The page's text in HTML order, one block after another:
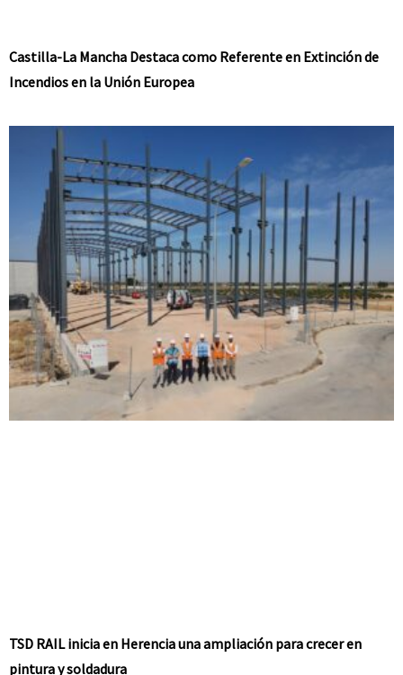
Castilla-La Mancha Destaca como Referente en Extinción de
Incendios en la Unión Europea
TSD RAIL inicia en Herencia una ampliación para crecer en
pintura y soldadura